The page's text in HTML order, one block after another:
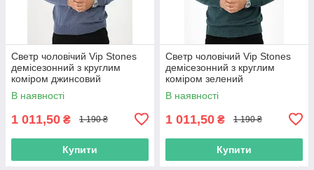
Светр чоловічий Vip Stones
демісезонний з круглим
коміром джинсовий
В наявності
1 011,50 ₴ 1 190 ₴
Купити
Светр чоловічий Vip Stones
демісезонний з круглим
коміром зелений
В наявності
1 011,50 ₴ 1 190 ₴
Купити